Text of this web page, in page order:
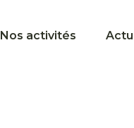
Nos activités Actu